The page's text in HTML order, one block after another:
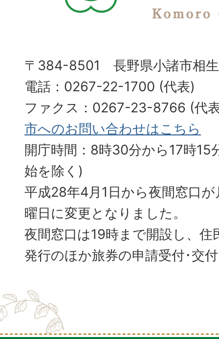
〒384-8501 長野県小諸市相
電話：0267-22-1700 (代表)
ファクス：0267-23-8766 (
市へのお問い合わせはこちら
開庁時間：8時30分から17時15
始を除く)
平成28年4月1日から夜間窓口
曜日に変更となりました。
夜間窓口は19時まで開設し、住
発行のほか旅券の申請受付･交